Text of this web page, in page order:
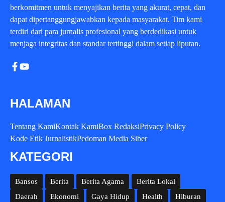
berkomitmen untuk menyajikan berita yang akurat, cepat, dan
dapat dipertanggungjawabkan kepada masyarakat. Tim kami
terdiri dari para jurnalis profesional yang berdedikasi untuk
menjaga integritas dan standar tertinggi dalam setiap liputan.
HALAMAN
Tentang KamiKontak KamiBox RedaksiPrivacy Policy
Kode Etik JurnalistikPedoman Media Siber
KATEGORI
Bansos Berita Berita Agama
Berita Lokal
Daerah
Ekonomi Gaya Hidup Health Hiburan